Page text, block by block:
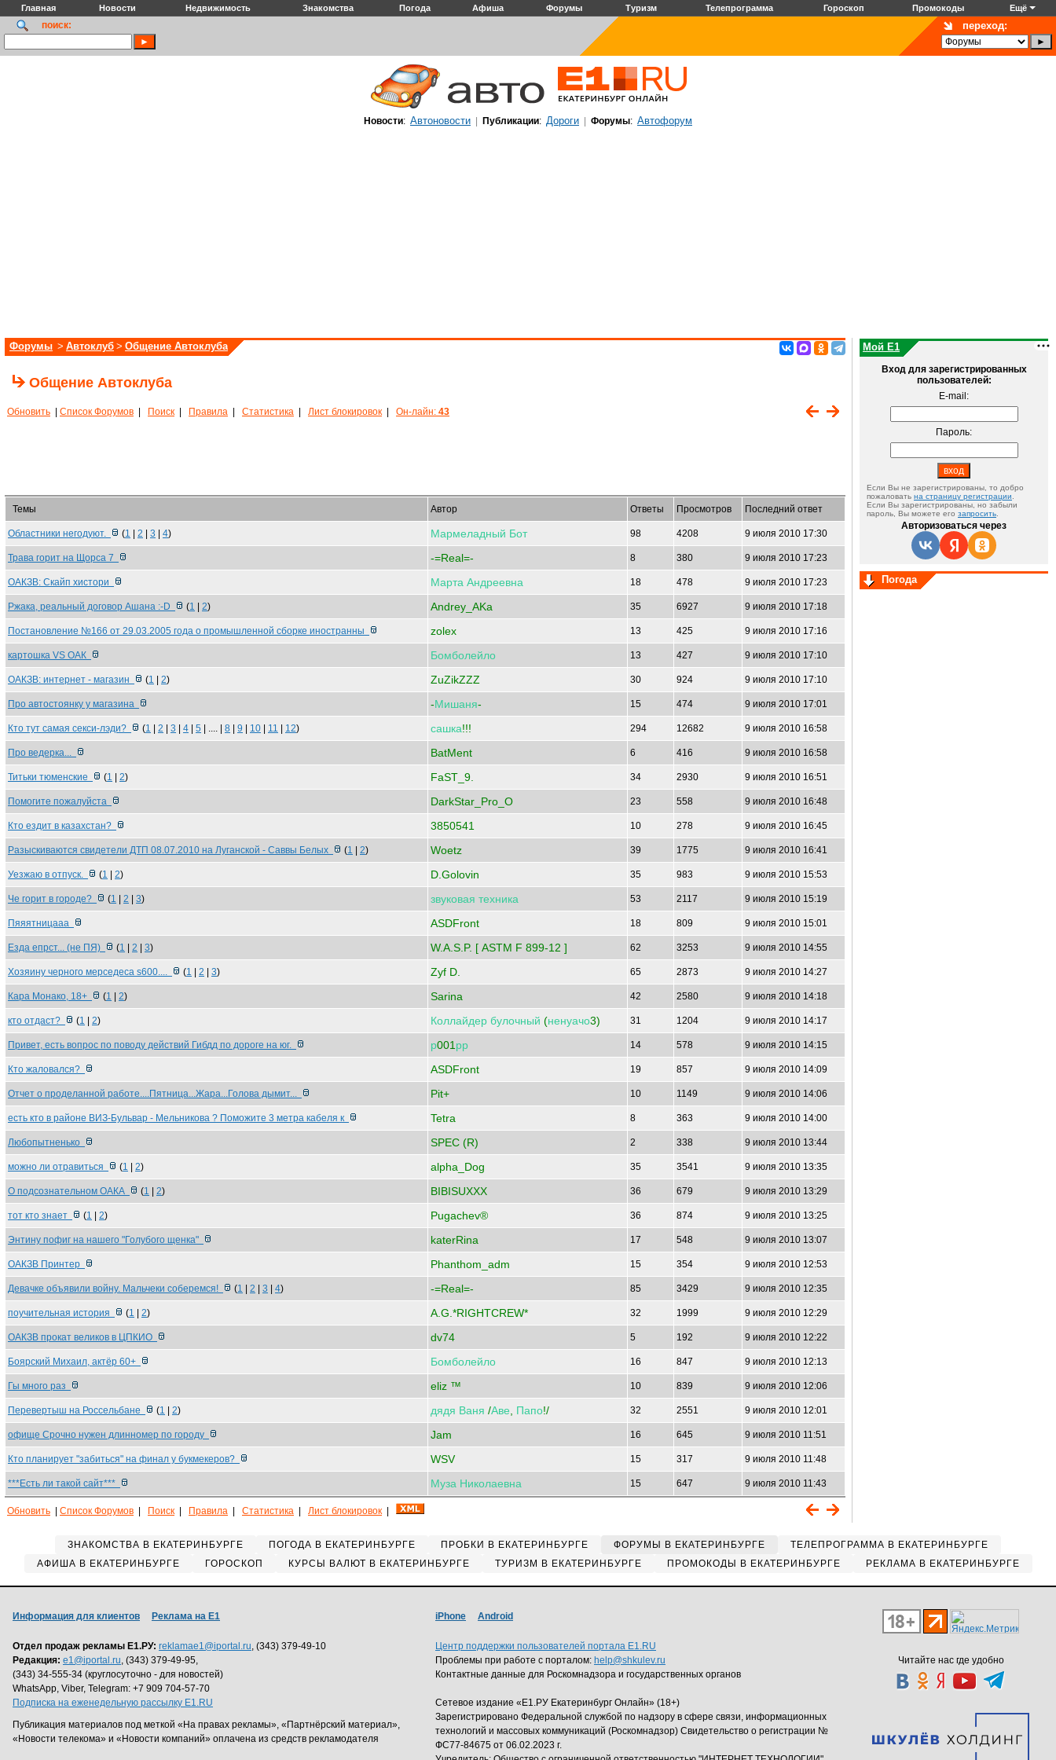
Главная Новости Недвижимость Знакомства Погода Афиша Форумы Туризм Телепрограмма Гороскоп Промокоды Ещё
поиск: переход:
Новости: Автоновости Публикации: Дороги Форумы: Автофорум
Форумы > Автоклуб > Общение Автоклуба
Общение Автоклуба
Обновить Список Форумов Поиск Правила Статистика Лист блокировок Он-лайн: 43
Темы Автор Ответы Просмотров Последний ответ
Областники негодуют. (1 2 3 4) Мармеладный Бот 98 4208 9 июля 2010 17:30
Трава горит на Щорса 7 -=Real=- 8 380 9 июля 2010 17:23
ОАКЗВ: Скайп хистори Марта Андреевна 18 478 9 июля 2010 17:23
Ржака, реальный договор Ашана :-D (1 2) Andrey_AKa 35 6927 9 июля 2010 17:18
Постановление №166 от 29.03.2005 года о промышленной сборке иностранны zolex 13 425 9 июля 2010 17:16
картошка VS ОАК Бомболейло 13 427 9 июля 2010 17:10
ОАКЗВ: интернет - магазин (1 2) ZuZikZZZ 30 924 9 июля 2010 17:10
Про автостоянку у магазина -Мишаня- 15 474 9 июля 2010 17:01
Кто тут самая секси-лэди? (1 2 3 4 5 | .... | 8 9 10 11 12) сашка!!! 294 12682 9 июля 2010 16:58
Про ведерка... BatMent 6 416 9 июля 2010 16:58
Титьки тюменские (1 2) FaST_9. 34 2930 9 июля 2010 16:51
Помогите пожалуйста DarkStar_Pro_O 23 558 9 июля 2010 16:48
Кто ездит в казахстан? 3850541 10 278 9 июля 2010 16:45
Разыскиваются свидетели ДТП 08.07.2010 на Луганской - Саввы Белых (1 2) Woetz 39 1775 9 июля 2010 16:41
Уезжаю в отпуск. (1 2) D.Golovin 35 983 9 июля 2010 15:53
Че горит в городе? (1 2 3) звуковая техника 53 2117 9 июля 2010 15:19
Пяяятницааа ASDFront 18 809 9 июля 2010 15:01
Езда епрст... (не ПЯ) (1 2 3) W.A.S.P. [ ASTM F 899-12 ] 62 3253 9 июля 2010 14:55
Хозяину черного мерседеса s600.... (1 2 3) Zyf D. 65 2873 9 июля 2010 14:27
Кара Монако, 18+ (1 2) Sarina 42 2580 9 июля 2010 14:18
кто отдаст? (1 2) Коллайдер булочный (ненуачо3) 31 1204 9 июля 2010 14:17
Привет, есть вопрос по поводу действий Гибдд по дороге на юг. р001 рр 14 578 9 июля 2010 14:15
Кто жаловался? ASDFront 19 857 9 июля 2010 14:09
Отчет о проделанной работе....Пятница...Жара...Голова дымит... Pit+ 10 1149 9 июля 2010 14:06
есть кто в районе ВИЗ-Бульвар - Мельникова ? Поможите 3 метра кабеля к Tetra 8 363 9 июля 2010 14:00
Любопытненько SPEC (R) 2 338 9 июля 2010 13:44
можно ли отравиться (1 2) alpha_Dog 35 3541 9 июля 2010 13:35
О подсознательном ОАКА (1 2) BIBISUXXX 36 679 9 июля 2010 13:29
тот кто знает (1 2) Pugachev® 36 874 9 июля 2010 13:25
Энтину пофиг на нашего "Голубого щенка" katerRina 17 548 9 июля 2010 13:07
ОАКЗВ Принтер Phanthom_adm 15 354 9 июля 2010 12:53
Девачке объявили войну. Мальчеки соберемся! (1 2 3 4) -=Real=- 85 3429 9 июля 2010 12:35
поучительная история (1 2) A.G.*RIGHTCREW* 32 1999 9 июля 2010 12:29
ОАКЗВ прокат великов в ЦПКИО dv74 5 192 9 июля 2010 12:22
Боярский Михаил, актёр 60+ Бомболейло 16 847 9 июля 2010 12:13
Гы много раз eliz ™ 10 839 9 июля 2010 12:06
Перевертыш на Россельбане (1 2) дядя Ваня /Аве Папо!/ 32 2551 9 июля 2010 12:01
офище Срочно нужен длинномер по городу Jam 16 645 9 июля 2010 11:51
Кто планирует "забиться" на финал у букмекеров? WSV 15 317 9 июля 2010 11:48
***Есть ли такой сайт*** Муза Николаевна 15 647 9 июля 2010 11:43
Обновить Список Форумов Поиск Правила Статистика Лист блокировок
Мой E1
Вход для зарегистрированных
пользователей:
E-mail:
Пароль:
Если Вы не зарегистрированы, то добро
пожаловать на страницу регистрации
Если Вы зарегистрированы, но забыли
пароль, Вы можете его запросить
Авторизоваться через
Погода
ЗНАКОМСТВА В ЕКАТЕРИНБУРГЕ ПОГОДА В ЕКАТЕРИНБУРГЕ ПРОБКИ В ЕКАТЕРИНБУРГЕ ФОРУМЫ В ЕКАТЕРИНБУРГЕ
ТЕЛЕПРОГРАММА В ЕКАТЕРИНБУРГЕ
АФИША В ЕКАТЕРИНБУРГЕ
ГОРОСКОП КУРСЫ ВАЛЮТ В ЕКАТЕРИНБУРГЕ ТУРИЗМ В ЕКАТЕРИНБУРГЕ ПРОМОКОДЫ В ЕКАТЕРИНБУРГЕ РЕКЛАМА В ЕКАТЕРИНБУРГЕ
Читайте нас где удобно
Информация для клиентов Реклама на Е1
Отдел продаж рекламы Е1.РУ: reklamae1@iportal.ru, (343) 379-49-10
Редакция: e1@iportal.ru, (343) 379-49-95,
(343) 34-555-34 (круглосуточно - для новостей)
WhatsApp, Viber, Telegram: +7 909 704-57-70
Подписка на еженедельную рассылку E1.RU
Публикация материалов под меткой «На правах рекламы», «Партнёрский материал»,
«Новости телекома» и «Новости компаний» оплачена из средств рекламодателя
iPhone Android
Центр поддержки пользователей портала E1.RU
Проблемы при работе с порталом: help@shkulev.ru
Контактные данные для Роскомнадзора и государственных органов
Сетевое издание «Е1.РУ Екатеринбург Онлайн» (18+)
Зарегистрировано Федеральной службой по надзору в сфере связи, информационных
технологий и массовых коммуникаций (Роскомнадзор) Свидетельство о регистрации №
ФС77-84675 от 06.02.2023 г.